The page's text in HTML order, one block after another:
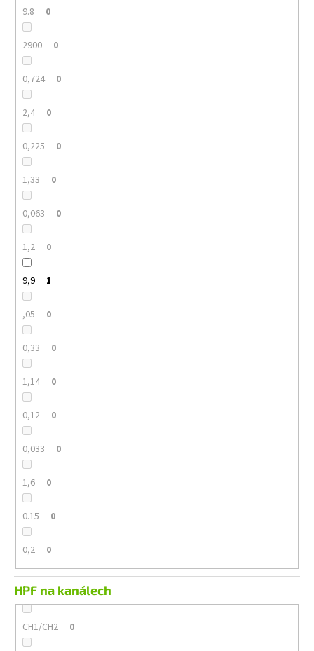
9.8 0
2900 0
0,724 0
2,4 0
0,225 0
1,33 0
0,063 0
1,2 0
9,9 1
,05 0
0,33 0
1,14 0
0,12 0
0,033 0
1,6 0
0.15 0
0,2 0
HPF na kanálech
CH1/CH2 0